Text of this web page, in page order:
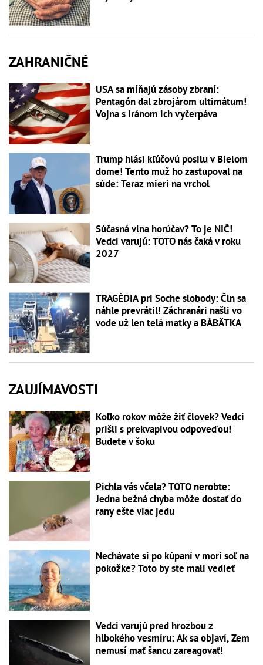
ZAHRANIČNÉ
USA sa míňajú zásoby zbraní:
Pentagón dal zbrojárom ultimátum!
Vojna s Iránom ich vyčerpáva
Trump hlási kľúčovú posilu v Bielom
dome! Tento muž ho zastupoval na
súde: Teraz mieri na vrchol
Súčasná vlna horúčav? To je NIČ!
Vedci varujú: TOTO nás čaká v roku
2027
TRAGÉDIA pri Soche slobody: Čln sa
náhle prevrátil! Záchranári našli vo
vode už len telá matky a BÁBÄTKA
ZAUJÍMAVOSTI
Koľko rokov môže žiť človek? Vedci
prišli s prekvapivou odpoveďou!
Budete v šoku
Pichla vás včela? TOTO nerobte:
Jedna bežná chyba môže dostať do
rany ešte viac jedu
Nechávate si po kúpaní v mori soľ na
pokožke? Toto by ste mali vedieť
Vedci varujú pred hrozbou z
hlbokého vesmíru: Ak sa objaví, Zem
nemusí mať šancu zareagovať!